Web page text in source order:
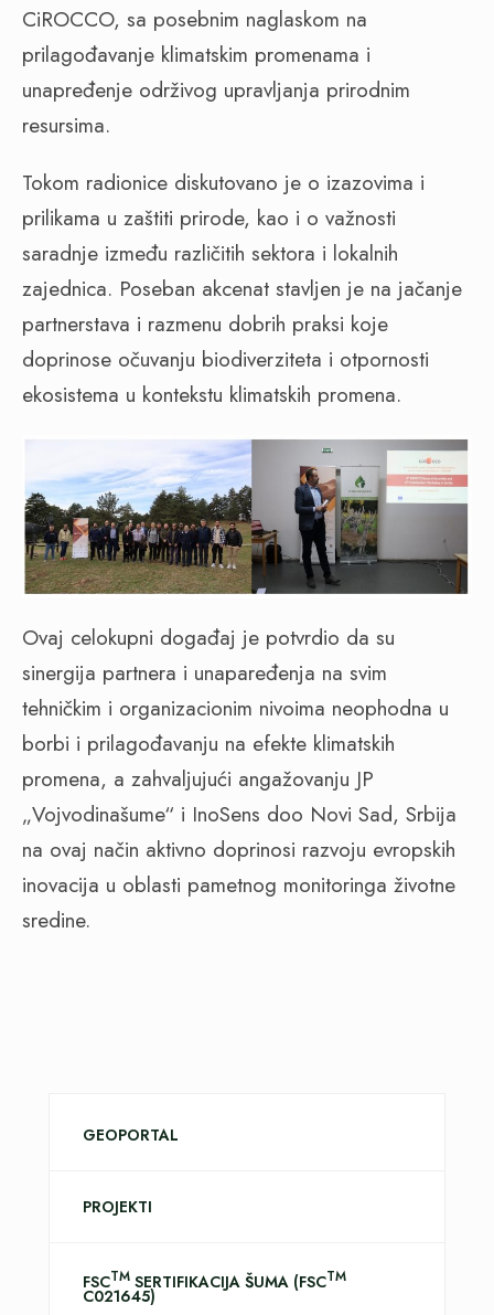
CiROCCO, sa posebnim naglaskom na
prilagođavanje klimatskim promenama i
unapređenje održivog upravljanja prirodnim
resursima.
Tokom radionice diskutovano je o izazovima i
prilikama u zaštiti prirode, kao i o važnosti
saradnje između različitih sektora i lokalnih
zajednica. Poseban akcenat stavljen je na jačanje
partnerstava i razmenu dobrih praksi koje
doprinose očuvanju biodiverziteta i otpornosti
ekosistema u kontekstu klimatskih promena.
Ovaj celokupni događaj je potvrdio da su
sinergija partnera i unapaređenja na svim
tehničkim i organizacionim nivoima neophodna u
borbi i prilagođavanju na efekte klimatskih
promena, a zahvaljujući angažovanju JP
„Vojvodinašume“ i InoSens doo Novi Sad, Srbija
na ovaj način aktivno doprinosi razvoju evropskih
inovacija u oblasti pametnog monitoringa životne
sredine.
GEOPORTAL
PROJEKTI
FSCTM SERTIFIKACIJA ŠUMA (FSCTM
C021645)